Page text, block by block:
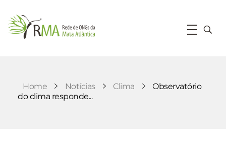
Home Notícias Clima
Observatório
do clima responde...